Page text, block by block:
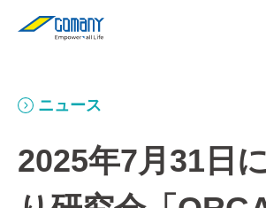
ニュース
2025年7月31日